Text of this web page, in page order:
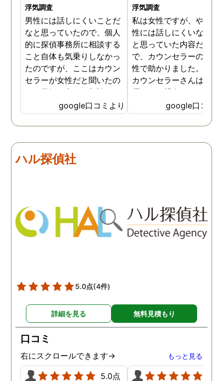
浮気調査
男性には話しにくいことだ
なと思っていたので、個人
的に探偵事務所に相談する
こと自体も気乗りしなかっ
たのですが、ここはカウン
セラーが女性だと聞いたの
で、勇気を出して相談して
みることにしました。感極
まって泣いてしまったり、
感情が表に出すぎてしまう
ださったので安心して悩み
を話せました。他はどうか
た私のケアをしっかりして
くださったおかげで、今は
元気に過ごせています。
google口コミより
浮気調査
私は女性ですが、やはり
性には話しにくいな。。
と思っていた内容だった
で、カウンセラーの方が
性で助かりました。MR
カウンセラーさんはすご
優しくて親身になって話
聞いてくれるので思わず
を流して話してしまいま
た。それほど自分がずっ
した、調査料金は決して
も東京駅前相談室にお願
して良かったと思ってい
す。
google口コミ
ハル探偵社
5.0点(4件)
詳細を見る 無料見積もり
口コミ
右にスクロールできます→ もっと見る
5.0点